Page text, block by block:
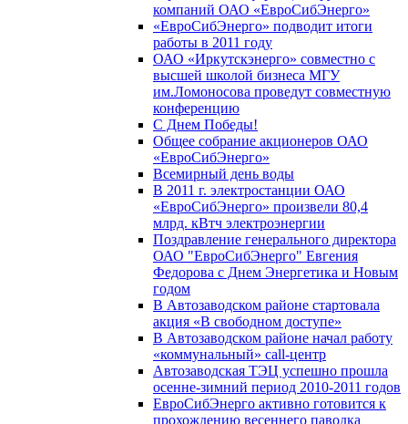
компаний ОАО «ЕвроСибЭнерго»
«ЕвроСибЭнерго» подводит итоги
работы в 2011 году
ОАО «Иркутскэнерго» совместно с
высшей школой бизнеса МГУ
им.Ломоносова проведут совместную
конференцию
С Днем Победы!
Общее собрание акционеров ОАО
«ЕвроСибЭнерго»
Всемирный день воды
В 2011 г. электростанции ОАО
«ЕвроСибЭнерго» произвели 80,4
млрд. кВтч электроэнергии
Поздравление генерального директора
ОАО "ЕвроСибЭнерго" Евгения
Федорова с Днем Энергетика и Новым
годом
В Автозаводском районе стартовала
акция «В свободном доступе»
В Автозаводском районе начал работу
«коммунальный» call-центр
Автозаводская ТЭЦ успешно прошла
осенне-зимний период 2010-2011 годов
ЕвроСибЭнерго активно готовится к
прохождению весеннего паводка